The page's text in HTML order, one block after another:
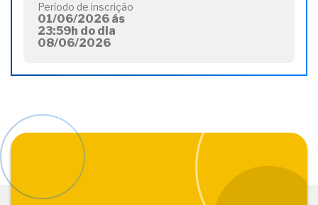
Período de inscrição
01/06/2026 ás
23:59h do dia
08/06/2026